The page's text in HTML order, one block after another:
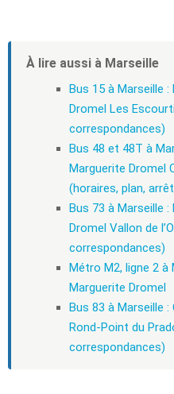
À lire aussi à Marseille
Bus 15 à Marseille
Dromel Les
correspondances)
Bus 48 et 48T à
Marguerite Dromel
(horaires, plan,
Bus 73 à Marseille
Dromel Vallon de
correspondances)
Métro M2, ligne 2 à
Marguerite Dromel
Bus 83 à Marseille
Rond-Point du
correspondances)